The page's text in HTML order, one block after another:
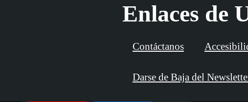
Enlaces de
Contáctanos
Darse de Baja del